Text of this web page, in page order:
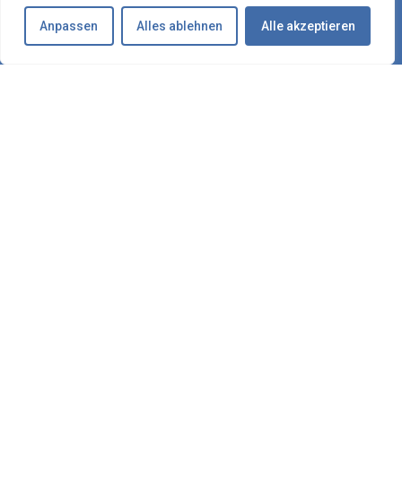
Anpassen Alles ablehnen Alle akzeptieren